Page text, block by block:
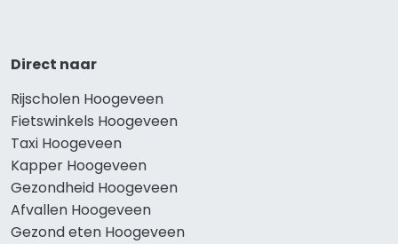
Direct naar
Rijscholen Hoogeveen
Fietswinkels Hoogeveen
Taxi Hoogeveen
Kapper Hoogeveen
Gezondheid Hoogeveen
Afvallen Hoogeveen
Gezond eten Hoogeveen